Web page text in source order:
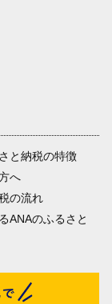
と納税の特徴
へ
の流れ
ANAのふるさと